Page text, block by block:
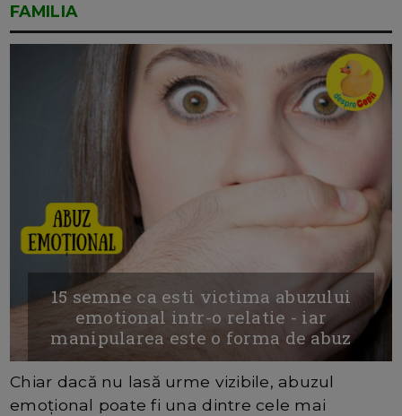
FAMILIA
15 semne ca esti victima abuzului
emotional intr-o relatie - iar
manipularea este o forma de abuz
Chiar dacă nu lasă urme vizibile, abuzul
emoțional poate fi una dintre cele mai